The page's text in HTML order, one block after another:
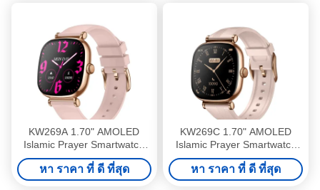
KW269A 1.70" AMOLED
Islamic Prayer Smartwatch
พร้อมสาย Bluetooth ความ
ซื่อสัตย์สูง ติดตามสุขภาพทั้งวัน
หา ราคา ที่ ดี ที่สุด
KW269C 1.70" AMOLED
Islamic Prayer Smartwatch
พร้อมสาย Bluetooth ความ
ซื่อสัตย์สูง ติดตามสุขภาพทั้งวัน
หา ราคา ที่ ดี ที่สุด